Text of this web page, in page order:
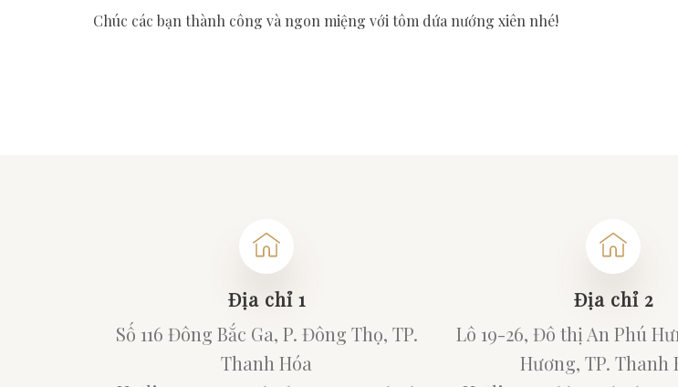
Chúc các bạn thành công và ngon miệng với tôm dứa nướng xiên nhé!
Địa chỉ 1
Số 116 Đông Bắc Ga, P. Đông Thọ, TP.
Thanh Hóa
Địa chỉ 2
Lô 19-26, Đô thị An Phú
Hương, TP. Thanh